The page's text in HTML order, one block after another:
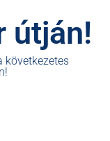
útján!
következetes